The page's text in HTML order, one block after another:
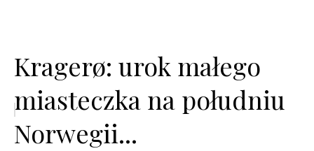
Kragerø: urok małego
miasteczka na południu
Norwegii...